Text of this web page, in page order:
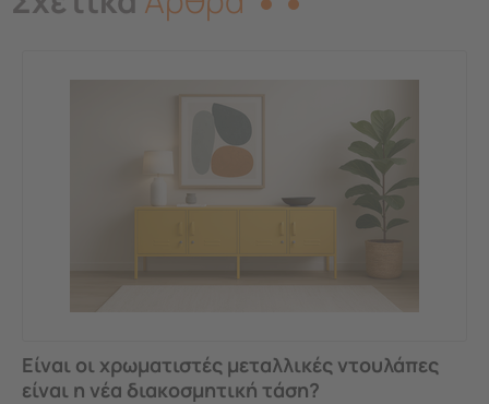
Είναι οι χρωματιστές μεταλλικές ντουλάπες
είναι η νέα διακοσμητική τάση?